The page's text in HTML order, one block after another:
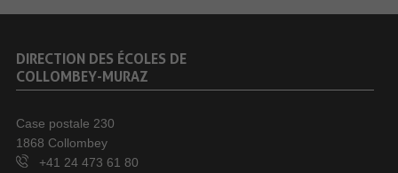
DIRECTION DES ÉCOLES DE
COLLOMBEY-MURAZ
Case postale 230
1868 Collombey
+41 24 473 61 80